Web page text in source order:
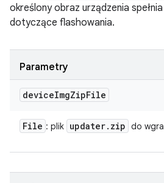
określony obraz urządzenia
dotyczące flashowania.
Parametry
deviceImgZipFile
File : plik updater. zip do